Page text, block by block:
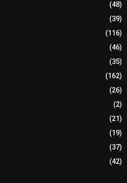
(48)
(39)
(116)
(46)
(35)
(162)
(26)
(2)
(21)
(19)
(37)
(42)